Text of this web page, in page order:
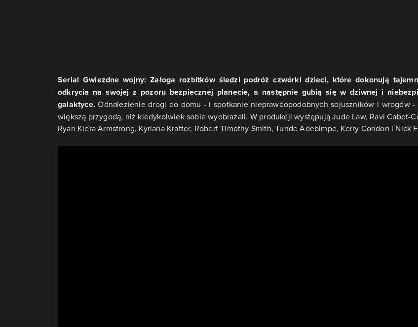
Serial Gwiezdne wojny: Załoga rozbitków śledzi podróż czwórki dzieci, które dokonują
odkrycia na swojej z pozoru bezpiecznej planecie, a następnie gubią się w dziwnej i
galaktyce. Odnalezienie drogi do domu - i spotkanie nieprawdopodobnych sojuszników i wrogów -
większą przygodą, niż kiedykolwiek sobie wyobrażali. W produkcji występują Jude Law, Ravi Cabot-
Ryan Kiera Armstrong, Kyriana Kratter, Robert Timothy Smith, Tunde Adebimpe, Kerry Condon i Nick